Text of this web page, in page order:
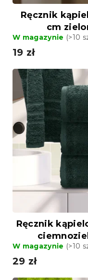
Ręcznik
cm
W magazynie (>10
19 zł
Ręcznik
W magazynie (>10
29 zł